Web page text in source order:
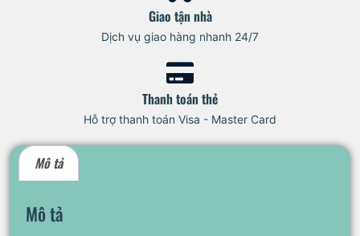
Giao tận nhà
Dịch vụ giao hàng nhanh 24/7
Thanh toán thẻ
Hỗ trợ thanh toán Visa - Master Card
Mô tả
Mô tả